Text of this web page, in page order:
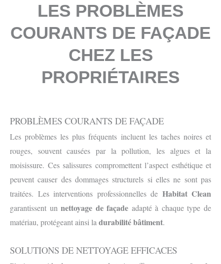
LES PROBLÈMES
COURANTS DE FAÇADE
CHEZ LES
PROPRIÉTAIRES
PROBLÈMES COURANTS DE FAÇADE
Les problèmes les plus fréquents incluent les taches noires et
rouges, souvent causées par la pollution, les algues et la
moisissure. Ces salissures compromettent l’aspect esthétique et
peuvent causer des dommages structurels si elles ne sont pas
traitées. Les interventions professionnelles de Habitat Clean
garantissent unnettoyage de façade adapté à chaque type de
matériau, protégeant ainsi la durabilité bâtiment.
SOLUTIONS DE NETTOYAGE EFFICACES